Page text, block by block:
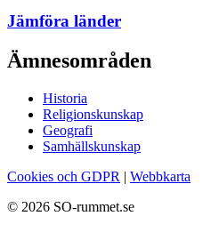
Jämföra länder
Ämnesområden
Historia
Religionskunskap
Geografi
Samhällskunskap
Cookies och GDPR | Webbkarta
© 2026 SO-rummet.se